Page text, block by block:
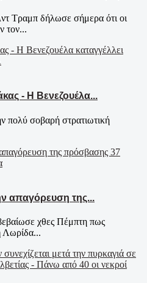
Τραμπ δήλωσε σήμερα ότι οι
τον...
- Η Βενεζουέλα...
πολύ σοβαρή στρατιωτική
απαγόρευση της...
χθες Πέμπτη πως
Λωρίδα...